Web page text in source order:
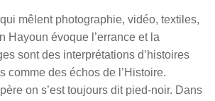
mêlent photographie, vidéo, textiles,
Hayoun évoque l’errance et la
sont des interprétations d’histoires
comme des échos de l’Histoire.
on s’est toujours dit pied-noir. Dans